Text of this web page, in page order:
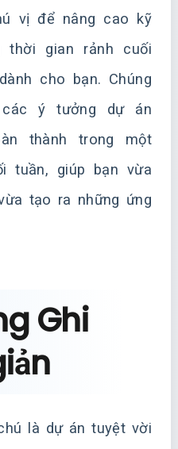
vị để nâng cao kỹ
thời gian rảnh cuối
cho bạn. Chúng
ý tưởng dự án
thành trong một
tuần, giúp bạn vừa
tạo ra những ứng
Ghi
là dự án tuyệt vời